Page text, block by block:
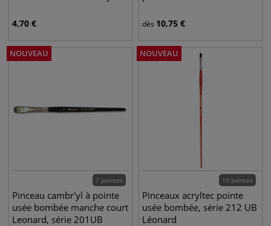
4,70 € dès 10,75 €
NOUVEAU
7 pointes
Pinceau cambr'yl à pointe
usée bombée manche court
Leonard, série 201UB
NOUVEAU
10 pointes
Pinceaux acryltec pointe
usée bombée, série 212 UB
Léonard